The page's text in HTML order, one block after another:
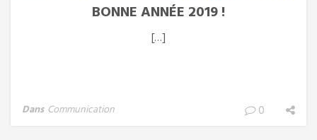
BONNE ANNÉE 2019 !
[…]
Dans Communication 0